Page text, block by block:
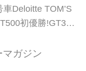
Deloitte TOM’S
初優勝!GT300
キットでスーパー
SUPER
ガジン